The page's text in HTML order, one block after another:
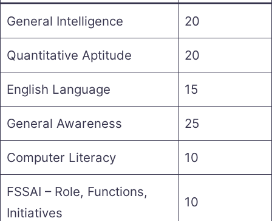
General Intelligence 20
Quantitative Aptitude 20
English Language 15
General Awareness 25
Computer Literacy 10
FSSAI – Role, Functions,
Initiatives
10